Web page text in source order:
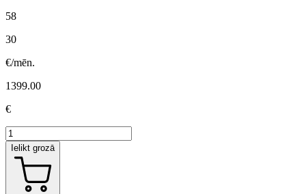
58
30
€/mēn.
1399.00
€
Ielikt grozā